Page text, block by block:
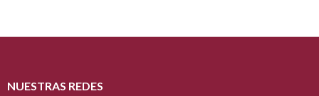
NUESTRAS REDES